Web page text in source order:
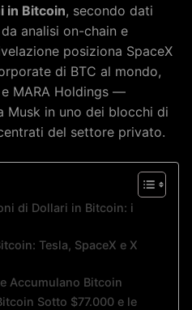
in Bitcoin, secondo dati
analisi on-chain e
posiziona SpaceX
di BTC al mondo,
MARA Holdings —
Musk in uno dei blocchi di
del settore privato.
di Dollari in Bitcoin: i
Tesla, SpaceX e X
Accumulano Bitcoin
Sotto $77.000 e le